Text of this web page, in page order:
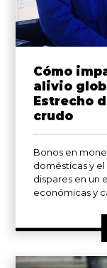
Cómo
alivio
Estrecho
crudo
Bonos en
domésticas y
dispares en un
económicas y